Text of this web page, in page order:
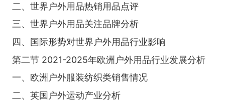
二、世界户外用品热销用品点评
三、世界户外用品关注品牌分析
四、国际形势对世界户外用品行业影响
第二节 2021-2025年欧洲户外用品行业发展分析
一、欧洲户外服装纺织类销售情况
二、英国户外运动产业分析